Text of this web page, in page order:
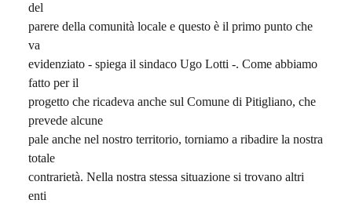
del
parere della comunità locale e questo è il primo punto che
va
evidenziato - spiega il sindaco Ugo Lotti -. Come abbiamo
fatto per il
progetto che ricadeva anche sul Comune di Pitigliano, che
prevede alcune
pale anche nel nostro territorio, torniamo a ribadire la nostra
totale
contrarietà. Nella nostra stessa situazione si trovano altri
enti